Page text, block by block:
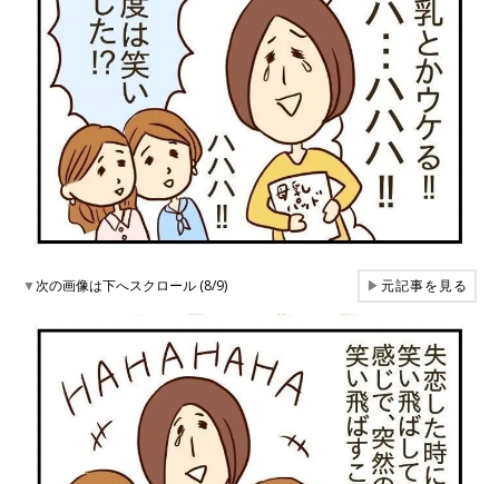
▼次の画像は下へスクロール (8/9) ▶元記事を見る